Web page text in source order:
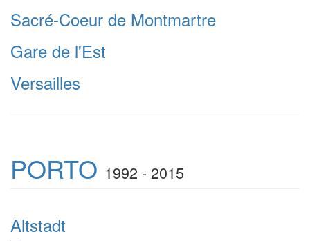
Sacré-Coeur de Montmartre
Gare de l'Est
Versailles
PORTO 1992 - 2015
Altstadt